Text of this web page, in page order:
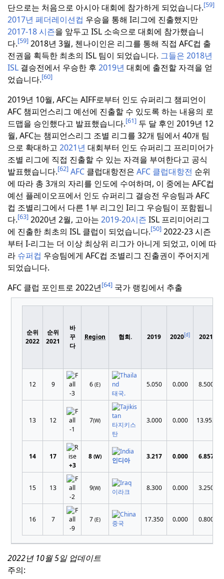
단으로는 처음으로 아시아 대회에 참가하게 되었습니다.[59]
2017년 페더레이션컵 우승을 통해 I리그에 진출했지만
2017-18 시즌을 앞두고 ISL 소속으로 대회에 참가했습니
다.[59] 2018년 3월, 첸나이인은 리그를 통해 직접 AFC컵 출
전권을 획득한 최초의 ISL 팀이 되었습니다. 그들은 2018년
ISL 결승전에서 우승한 후 2019년 대회에 출전할 자격을 얻
었습니다.[60]
2019년 10월, AFC는 AIFF로부터 인도 슈퍼리그 챔피언이
AFC 챔피언스리그 예선에 진출할 수 있도록 하는 내용의 로
드맵을 승인했다고 발표했습니다.[61] 두 달 후인 2019년 12
월, AFC는 챔피언스리그 조별 리그를 32개 팀에서 40개 팀
으로 확대하고 2021년 대회부터 인도 슈퍼리그 프리미어가
조별 리그에 직접 진출할 수 있는 자격을 부여한다고 공식
발표했습니다.[62] AFC 클럽대항전은 AFC 클럽대항전 순위
에 따라 총 3개의 자리를 인도에 수여하며, 이 중에는 AFC컵
예선 플레이오프에서 인도 슈퍼리그 결승전 우승팀과 AFC
컵 조별리그에서 다른 1부 리그인 I리그 우승팀이 포함됩니
다.[63] 2020년 2월, 고아는 2019-20시즌 ISL 프리미어리그
에 진출한 최초의 ISL 클럽이 되었습니다.[50] 2022-23 시즌
부터 I-리그는 더 이상 최상위 리그가 아니게 되었고, 이에 따
라 슈퍼컵 우승팀에게 AFC컵 조별리그 진출권이 주어지게
되었습니다.
AFC 클럽 포인트로 2022년[64] 국가 랭킹에서 추출
순위
2022
순위
2021
바
꾸
다
Region 협회. 2019 2020[d] 2021
12
9
-3
6(E)
태국.
5.050 0.000 8.500
13
12
-1
7(W)
타지키스
탄
3.000 0.000 13.953
14
17
+3
8 (W) 인디아
3.217 0.000 6.857
15
13
-2
9(W) 이라크
8.300 0.000 3.250
16
7
-9
7(E) 중국
17.350 0.000 0.800
2022년 10월 5일 업데이트
주의: